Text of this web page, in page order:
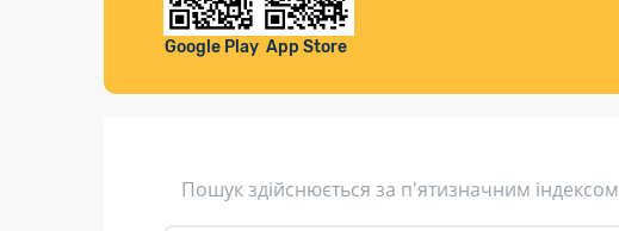
Листи та листівки
Доставка товарів для саду
Google Play App Store
Пошук здійснюється за п'ятизначним індексом